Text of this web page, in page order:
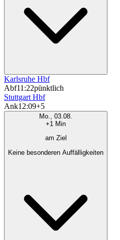
Karlsruhe Hbf
Abf11:22pünktlich
Stuttgart Hbf
Ank12:09+5
Mo., 03.08.
+1 Min
am Ziel
Keine besonderen Auffälligkeiten